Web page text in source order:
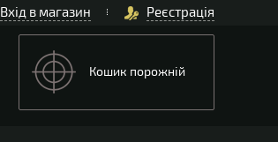
Вхід в магазин Реєстрація
Кошик порожній